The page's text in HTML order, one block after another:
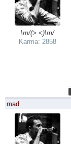
\m/(>.<)\m/
Karma: 2858
mad